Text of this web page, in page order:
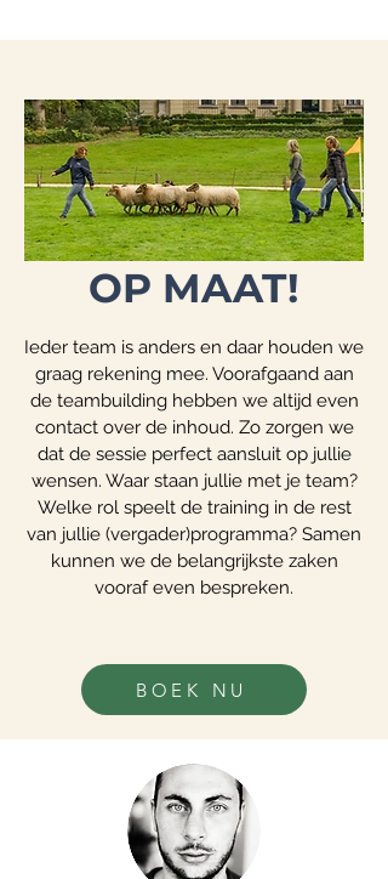
OP MAAT!
Ieder team is anders en daar houden we
graag rekening mee. Voorafgaand aan
de teambuilding hebben we altijd even
contact over de inhoud. Zo zorgen we
dat de sessie perfect aansluit op jullie
wensen. Waar staan jullie met je team?
Welke rol speelt de training in de rest
van jullie (vergader)programma? Samen
kunnen we de belangrijkste zaken
vooraf even bespreken.
BOEK NU